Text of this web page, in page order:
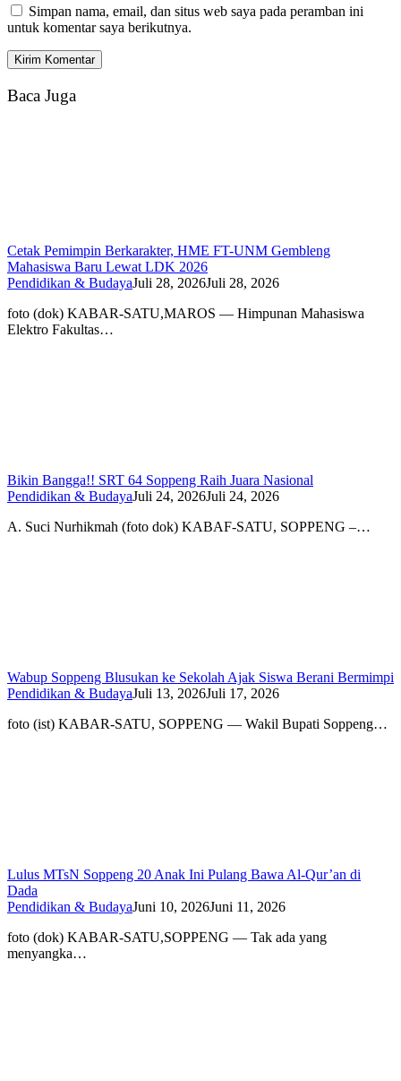
Simpan nama, email, dan situs web saya pada peramban ini
untuk komentar saya berikutnya.
Baca Juga
Cetak Pemimpin Berkarakter, HME FT-UNM Gembleng
Mahasiswa Baru Lewat LDK 2026
Pendidikan & BudayaJuli 28, 2026Juli 28, 2026
foto (dok) KABAR-SATU,MAROS — Himpunan Mahasiswa
Elektro Fakultas…
Bikin Bangga!! SRT 64 Soppeng Raih Juara Nasional
Pendidikan & BudayaJuli 24, 2026Juli 24, 2026
A. Suci Nurhikmah (foto dok) KABAF-SATU, SOPPENG –…
Wabup Soppeng Blusukan ke Sekolah Ajak Siswa Berani Bermimpi
Pendidikan & BudayaJuli 13, 2026Juli 17, 2026
foto (ist) KABAR-SATU, SOPPENG — Wakil Bupati Soppeng…
Lulus MTsN Soppeng 20 Anak Ini Pulang Bawa Al-Qur’an di
Dada
Pendidikan & BudayaJuni 10, 2026Juni 11, 2026
foto (dok) KABAR-SATU,SOPPENG — Tak ada yang
menyangka…